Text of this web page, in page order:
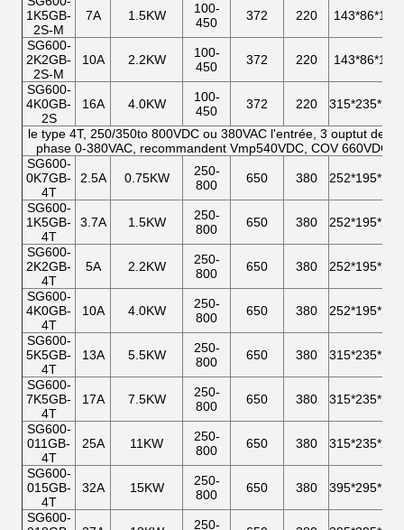
1K5GB-
2S-M
7A 1.5KW
100-
450
372 220 143*86*114
SG600-
2K2GB-
2S-M
10A 2.2KW
100-
450
372 220 143*86*114
SG600-
4K0GB-
2S
16A 4.0KW
100-
450
372 220 315*235*253
le type 4T, 250/350to 800VDC ou 380VAC l'entrée, 3 ouptut de la
phase 0-380VAC, recommandent Vmp540VDC, COV 660VDC
SG600-
0K7GB-
4T
2.5A 0.75KW
250-
800
650 380 252*195*230
SG600-
1K5GB-
4T
3.7A 1.5KW
250-
800
650 380 252*195*230
SG600-
2K2GB-
4T
5A 2.2KW
250-
800
650 380 252*195*230
SG600-
4K0GB-
4T
10A 4.0KW
250-
800
650 380 252*195*230
SG600-
5K5GB-
4T
13A 5.5KW
250-
800
650 380 315*235*253
SG600-
7K5GB-
4T
17A 7.5KW
250-
800
650 380 315*235*253
SG600-
011GB-
4T
25A 11KW
250-
800
650 380 315*235*253
SG600-
015GB-
4T
32A 15KW
250-
800
650 380 395*295*275
SG600-
250-